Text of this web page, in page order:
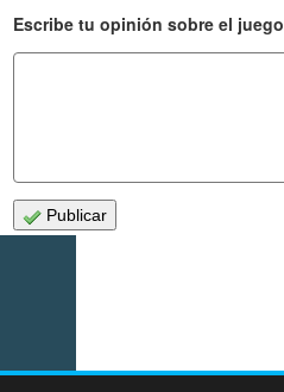
Escribe tu opinión sobre el juego
Publicar